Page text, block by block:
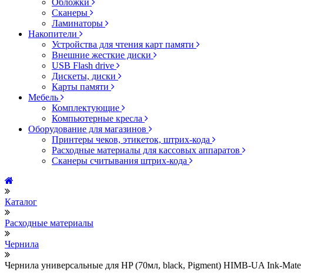
Обложки
Сканеры
Ламинаторы
Накопители
Устройства для чтения карт памяти
Внешние жесткие диски
USB Flash drive
Дискеты, диски
Карты памяти
Мебель
Комплектующие
Компьютерные кресла
Оборудование для магазинов
Принтеры чеков, этикеток, штрих-кода
Расходные материалы для кассовых аппаратов
Сканеры считывания штрих-кода
Каталог
Расходные материалы
Чернила
Чернила универсальные для HP (70мл, black, Pigment) HIMB-UA Ink-Mate